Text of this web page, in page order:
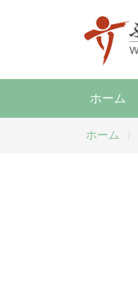
ホーム
ホーム